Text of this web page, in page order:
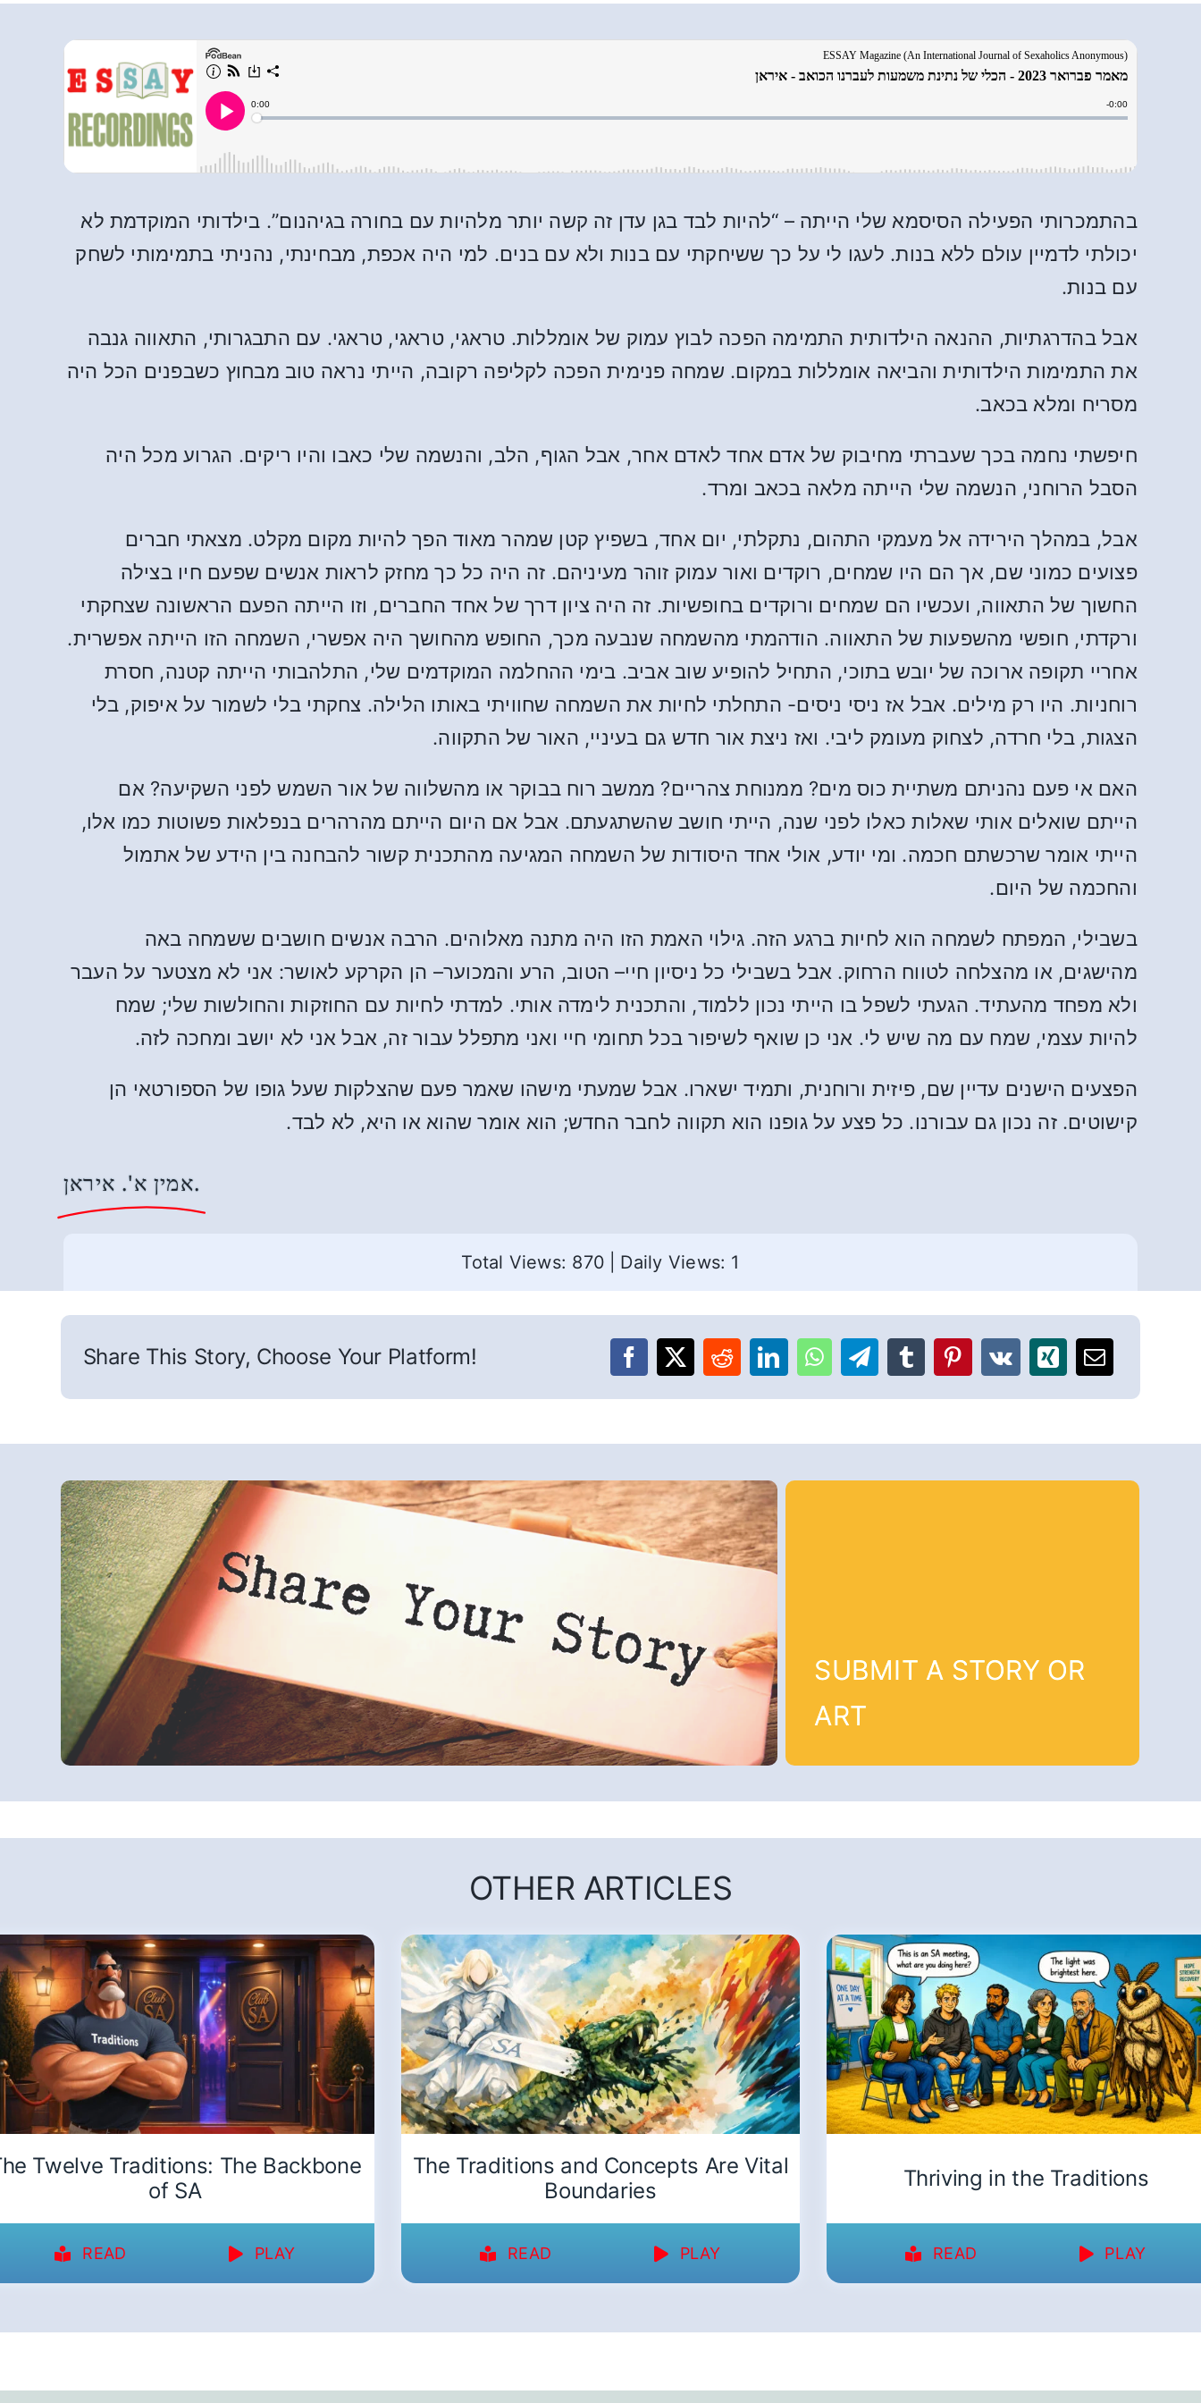
בהתמכרותי הפעילה הסיסמא שלי הייתה – “להיות לבד בגן עדן זה קשה יותר מלהיות עם בחורה בגיהנום”. בילדותי המוקדמת לא
יכולתי לדמיין עולם ללא בנות. לעגו לי על כך ששיחקתי עם בנות ולא עם בנים. למי היה אכפת, מבחינתי, נהניתי בתמימותי לשחק
עם בנות.
אבל בהדרגתיות, ההנאה הילדותית התמימה הפכה לבוץ עמוק של אומללות. טראגי, טראגי, טראגי. עם התבגרותי, התאווה גנבה
את התמימות הילדותית והביאה אומללות במקום. שמחה פנימית הפכה לקליפה רקובה, הייתי נראה טוב מבחוץ כשבפנים הכל היה
מסריח ומלא בכאב.
חיפשתי נחמה בכך שעברתי מחיבוק של אדם אחד לאדם אחר, אבל הגוף, הלב, והנשמה שלי כאבו והיו ריקים. הגרוע מכל היה
הסבל הרוחני, הנשמה שלי הייתה מלאה בכאב ומרד.
אבל, במהלך הירידה אל מעמקי התהום, נתקלתי, יום אחד, בשפיץ קטן שמהר מאוד הפך להיות מקום מקלט. מצאתי חברים
פצועים כמוני שם, אך הם היו שמחים, רוקדים ואור עמוק זוהר מעיניהם. זה היה כל כך מחזק לראות אנשים שפעם חיו בצילה
החשוך של התאווה, ועכשיו הם שמחים ורוקדים בחופשיות. זה היה ציון דרך של אחד החברים, וזו הייתה הפעם הראשונה שצחקתי
ורקדתי, חופשי מהשפעות של התאווה. הודהמתי מהשמחה שנבעה מכך, החופש מהחושך היה אפשרי, השמחה הזו הייתה אפשרית.
אחריי תקופה ארוכה של יובש בתוכי, התחיל להופיע שוב אביב. בימי ההחלמה המוקדמים שלי, התלהבותי הייתה קטנה, חסרת
רוחניות. היו רק מילים. אבל אז ניסי ניסים- התחלתי לחיות את השמחה שחוויתי באותו הלילה. צחקתי בלי לשמור על איפוק, בלי
הצגות, בלי חרדה, לצחוק מעומק ליבי. ואז ניצת אור חדש גם בעיניי, האור של התקווה.
האם אי פעם נהניתם משתיית כוס מים? ממנוחת צהריים? ממשב רוח בבוקר או מהשלווה של אור השמש לפני השקיעה? אם
הייתם שואלים אותי שאלות כאלו לפני שנה, הייתי חושב שהשתגעתם. אבל אם היום הייתם מהרהרים בנפלאות פשוטות כמו אלו,
הייתי אומר שרכשתם חכמה. ומי יודע, אולי אחד היסודות של השמחה המגיעה מהתכנית קשור להבחנה בין הידע של אתמול
והחכמה של היום.
בשבילי, המפתח לשמחה הוא לחיות ברגע הזה. גילוי האמת הזו היה מתנה מאלוהים. הרבה אנשים חושבים ששמחה באה
מהישגים, או מהצלחה לטווח הרחוק. אבל בשבילי כל ניסיון חיי– הטוב, הרע והמכוער– הן הקרקע לאושר: אני לא מצטער על העבר
ולא מפחד מהעתיד. הגעתי לשפל בו הייתי נכון ללמוד, והתכנית לימדה אותי. למדתי לחיות עם החוזקות והחולשות שלי; שמח
להיות עצמי, שמח עם מה שיש לי. אני כן שואף לשיפור בכל תחומי חיי ואני מתפלל עבור זה, אבל אני לא יושב ומחכה לזה.
הפצעים הישנים עדיין שם, פיזית ורוחנית, ותמיד ישארו. אבל שמעתי מישהו שאמר פעם שהצלקות שעל גופו של הספורטאי הן
קישוטים. זה נכון גם עבורנו. כל פצע על גופנו הוא תקווה לחבר החדש; הוא אומר שהוא או היא, לא לבד.
אמין א'. איראן.
Total Views: 870 Daily Views: 1
Share This Story, Choose Your Platform!
SUBMIT A STORY OR
ART
OTHER ARTICLES
Twelve Traditions: The Backbone
of SA
READ PLAY
The Traditions and Concepts Are Vital
Boundaries
READ PLAY
Thriving in the Traditions
READ PLAY